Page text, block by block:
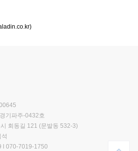
기파주-0432호
회동길 121 (문발동 532-3)
070-7019-1750